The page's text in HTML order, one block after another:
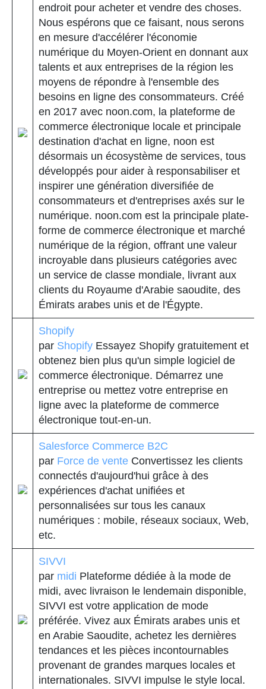
endroit pour acheter et vendre des choses.
Nous espérons que ce faisant, nous serons
en mesure d'accélérer l'économie
numérique du Moyen-Orient en donnant aux
talents et aux entreprises de la région les
moyens de répondre à l'ensemble des
besoins en ligne des consommateurs. Créé
en 2017 avec noon.com, la plateforme de
commerce électronique locale et principale
destination d'achat en ligne, noon est
désormais un écosystème de services, tous
développés pour aider à responsabiliser et
inspirer une génération diversifiée de
consommateurs et d'entreprises axés sur le
numérique. noon.com est la principale plate-
forme de commerce électronique et marché
numérique de la région, offrant une valeur
incroyable dans plusieurs catégories avec
un service de classe mondiale, livrant aux
clients du Royaume d'Arabie saoudite, des
Émirats arabes unis et de l'Égypte.
Shopify
par Shopify Essayez Shopify gratuitement et
obtenez bien plus qu'un simple logiciel de
commerce électronique. Démarrez une
entreprise ou mettez votre entreprise en
ligne avec la plateforme de commerce
électronique tout-en-un.
Salesforce Commerce B2C
par Force de vente Convertissez les clients
connectés d'aujourd'hui grâce à des
expériences d'achat unifiées et
personnalisées sur tous les canaux
numériques : mobile, réseaux sociaux, Web,
etc.
SIVVI
par midi Plateforme dédiée à la mode de
midi, avec livraison le lendemain disponible,
SIVVI est votre application de mode
préférée. Vivez aux Émirats arabes unis et
en Arabie Saoudite, achetez les dernières
tendances et les pièces incontournables
provenant de grandes marques locales et
internationales. SIVVI impulse le style local.